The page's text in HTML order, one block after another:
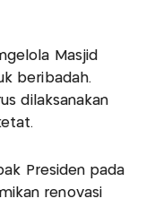
Masjid
beribadah.
dilaksanakan
Presiden pada
renovasi